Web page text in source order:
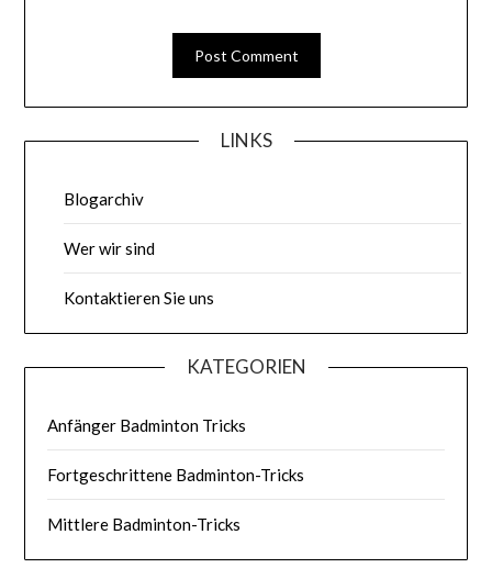
LINKS
Blogarchiv
Wer wir sind
Kontaktieren Sie uns
KATEGORIEN
Anfänger Badminton Tricks
Fortgeschrittene Badminton-Tricks
Mittlere Badminton-Tricks